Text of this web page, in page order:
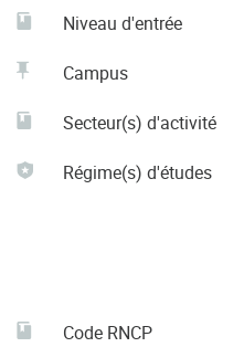
Niveau d'entrée
Campus
Secteur(s) d'activité
Régime(s) d'études
Code RNCP